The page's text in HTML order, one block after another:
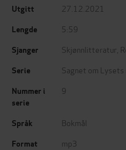
Utgitt 27.12.2021
Lengde 5:59
Sjanger Skjønnlitteratur
Serie Sagnet om Lysets
Nummer i
serie
9
Språk Bokmål
Format mp3